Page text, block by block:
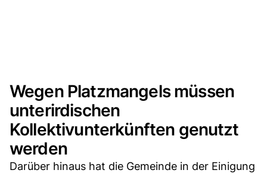
Wegen Platzmangels müssen
unterirdischen
Kollektivunterkünften genutzt
werden
Darüber hinaus hat die Gemeinde in der Einigung